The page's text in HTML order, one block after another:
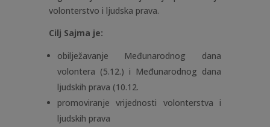
volonterstvo i ljudska prava.
Cilj Sajma je:
obilježavanje Međunarodnog dana
volontera (5.12.) i Međunarodnog dana
ljudskih prava (10.12.
promoviranje vrijednosti volonterstva i
ljudskih prava